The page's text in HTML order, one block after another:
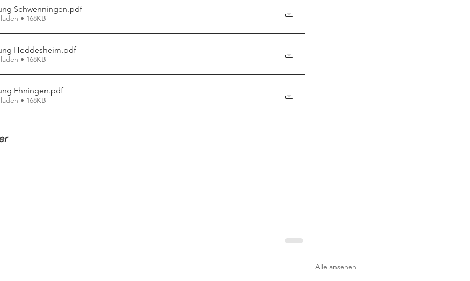
Schwenningen.pdf
• 168KB
Heddesheim.pdf
• 168KB
Ehningen.pdf
• 168KB
Alle ansehen